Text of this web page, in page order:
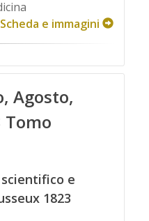
Scheda e immagini
Agosto,
Tomo
e
1823